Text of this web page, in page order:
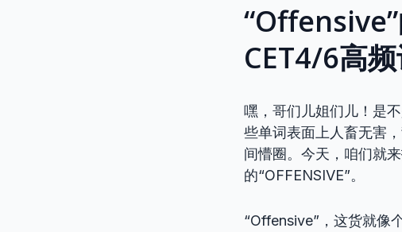
CET4/6高
嘿，哥们儿姐们儿！是
些单词表面上人畜无害
间懵圈。今天，咱们就
的“OFFENSIVE”。
“Offensive”，这货就像